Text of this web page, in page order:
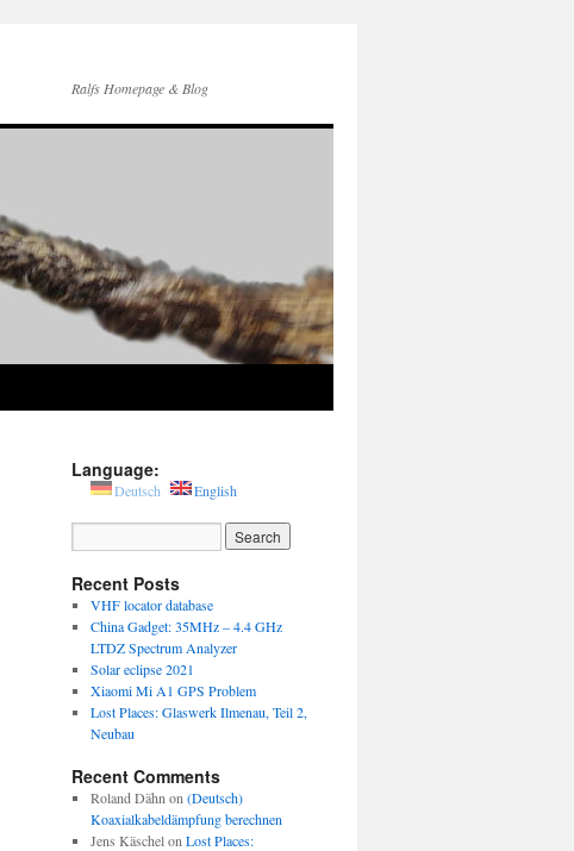
Ralfs Homepage & Blog
Language:
Deutsch English
Recent Posts
VHF locator database
China Gadget: 35MHz – 4.4 GHz
LTDZ Spectrum Analyzer
Solar eclipse 2021
Xiaomi Mi A1 GPS Problem
Lost Places: Glaswerk Ilmenau, Teil 2,
Neubau
Recent Comments
Roland Dähn on (Deutsch)
Koaxialkabeldämpfung berechnen
Jens Käschelon Lost Places: